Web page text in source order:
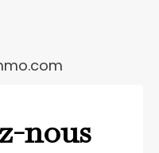
nous